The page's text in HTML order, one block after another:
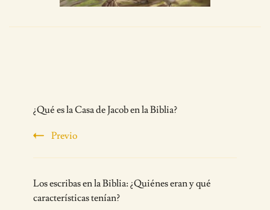
Navigation
¿Qué es la Casa de Jacob en la Biblia?
Previo
Los escribas en la Biblia: ¿Quiénes eran y qué
características tenían?